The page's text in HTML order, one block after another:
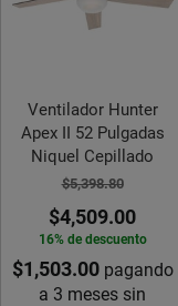
Ventilador Hunter
Apex II 52 Pulgadas
Niquel Cepillado
$5,398.80
$4,509.00
16% de descuento
$1,503.00pagando
a 3 meses sin